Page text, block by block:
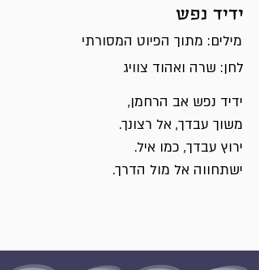
ידיד נפש
מילים: מתוך הפיוט המסורתי
לחן: שרה ואהוד צוויג
ידיד נפש אב הרחמן,
משוך עבדך, אל רצונך.
ירוץ עבדך, כמו איל.
ישתחווה אל מול הדרך.